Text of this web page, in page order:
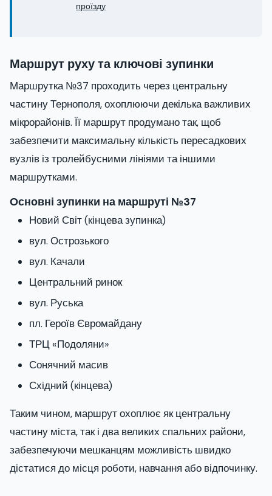
проїзду
Маршрут руху та ключові зупинки
Маршрутка №37 проходить через центральну
частину Тернополя, охоплюючи декілька важливих
мікрорайонів. Її маршрут продумано так, щоб
забезпечити максимальну кількість пересадкових
вузлів із тролейбусними лініями та іншими
маршрутками.
Основні зупинки на маршруті №37
Новий Світ (кінцева зупинка)
вул. Острозького
вул. Качали
Центральний ринок
вул. Руська
пл. Героїв Євромайдану
ТРЦ «Подоляни»
Сонячний масив
Східний (кінцева)
Таким чином, маршрут охоплює як центральну
частину міста, так і два великих спальних райони,
забезпечуючи мешканцям можливість швидко
дістатися до місця роботи, навчання або відпочинку.